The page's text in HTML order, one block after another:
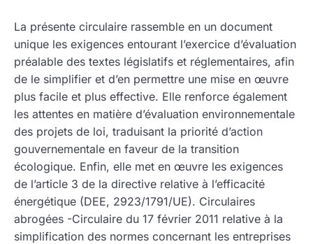
La présente circulaire rassemble en un document
unique les exigences entourant l’exercice d’évaluation
préalable des textes législatifs et réglementaires, afin
de le simplifier et d’en permettre une mise en œuvre
plus facile et plus effective. Elle renforce également
les attentes en matière d’évaluation environnementale
des projets de loi, traduisant la priorité d’action
gouvernementale en faveur de la transition
écologique. Enfin, elle met en œuvre les exigences
de l’article 3 de la directive relative à l’efficacité
énergétique (DEE, 2923/1791/UE). Circulaires
abrogées -Circulaire du 17 février 2011 relative à la
simplification des normes concernant les entreprises